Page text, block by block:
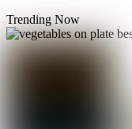
Trending Now